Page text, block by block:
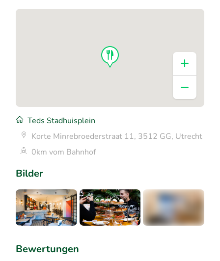
Bilder
Bewertungen
Teds Stadhuisplein
Korte Minrebroederstraat 11, 3512 GG, Utrecht
0km vom Bahnhof